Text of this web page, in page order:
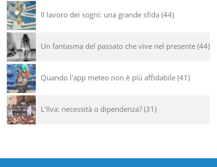
Il lavoro dei sogni: una grande sfida 44
Un fantasma del passato che vive nel presente 44
Quando l'app meteo non è più affidabile 41
L’Ilva: necessità o dipendenza? 31